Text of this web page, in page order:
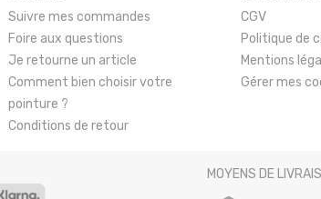
Suivre mes commandes
Foire aux questions
Je retourne un article
Comment bien choisir votre
pointure ?
Conditions de retour
CGV
Politique de
Mentions
Gérer mes
MOYENS DE